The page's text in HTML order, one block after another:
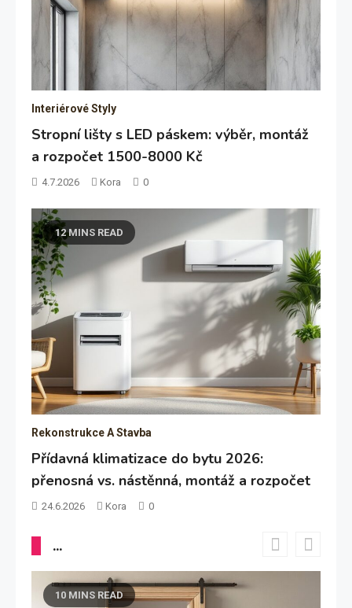
Interiérové Styly
Stropní lišty s LED páskem: výběr, montáž
a rozpočet 1500-8000 Kč
4.7.2026 Kora 0
12 MINS READ
Rekonstrukce A Stavba
Přídavná klimatizace do bytu 2026:
přenosná vs. nástěnná, montáž a rozpočet
24.6.2026 Kora 0
...
10 MINS READ